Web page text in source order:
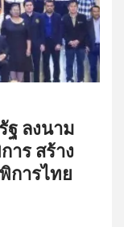
ฐ ลงนาม
าร สร้าง
การไทย